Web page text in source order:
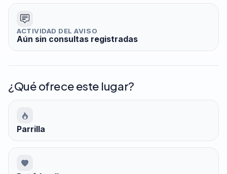
ACTIVIDAD DEL AVISO
Aún sin consultas registradas
¿Qué ofrece este lugar?
Parrilla